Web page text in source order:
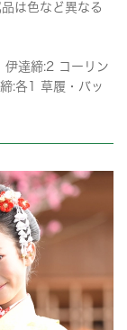
は色など異なる
達締:2 コーリン
:各1 草履・バッ